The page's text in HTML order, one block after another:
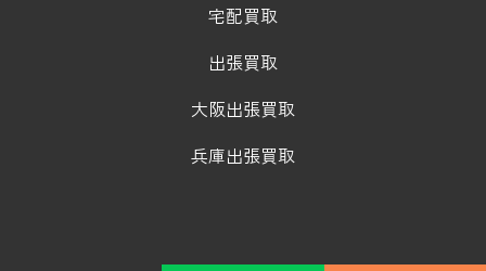
宅配買取
出張買取
大阪出張買取
兵庫出張買取